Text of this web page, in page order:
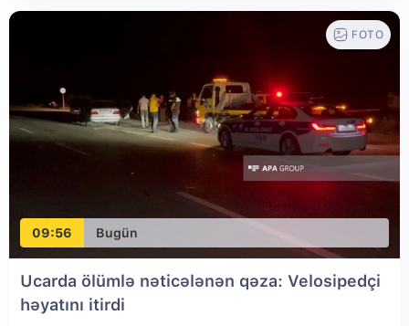
09:56 Bugün
FOTO
Ucarda ölümlə nəticələnən qəza: Velosipedçi
həyatını itirdi